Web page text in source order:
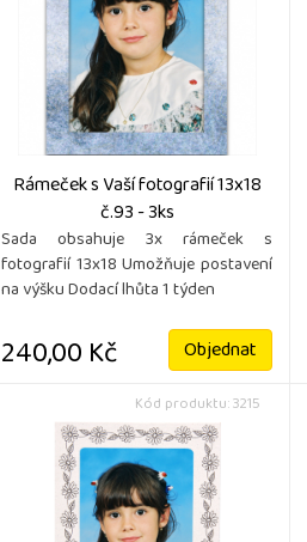
Rámeček s Vaší fotografií 13x18
č.93 - 3ks
Sada obsahuje 3x rámeček s
fotografií 13x18 Umožňuje postavení
na výšku Dodací lhůta 1 týden
240,00 Kč Objednat
Kód produktu: 3215